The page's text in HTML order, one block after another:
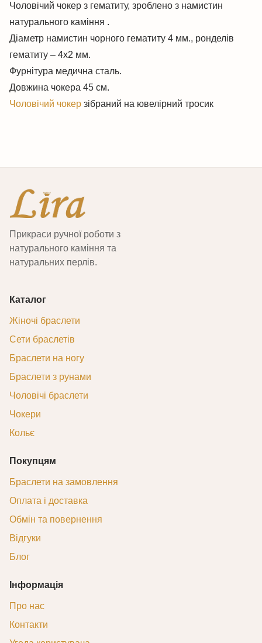
Чоловічий чокер з гематиту, зроблено з намистин
натурального каміння .
Діаметр намистин чорного гематиту 4 мм., ронделів
гематиту – 4х2 мм.
Фурнітура медична сталь.
Довжина чокера 45 см.
Чоловічий чокер зібраний на ювелірний тросик
Прикраси ручної роботи з
натурального каміння та
натуральних перлів.
Каталог
Жіночі браслети
Сети браслетів
Браслети на ногу
Браслети з рунами
Чоловічі браслети
Чокери
Кольє
Покупцям
Браслети на замовлення
Оплата і доставка
Обмін та повернення
Відгуки
Блог
Інформація
Про нас
Контакти